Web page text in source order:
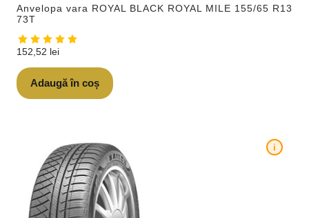
Anvelopa vara ROYAL BLACK ROYAL MILE 155/65 R13
73T
152,52 lei
Adaugă în coș
i